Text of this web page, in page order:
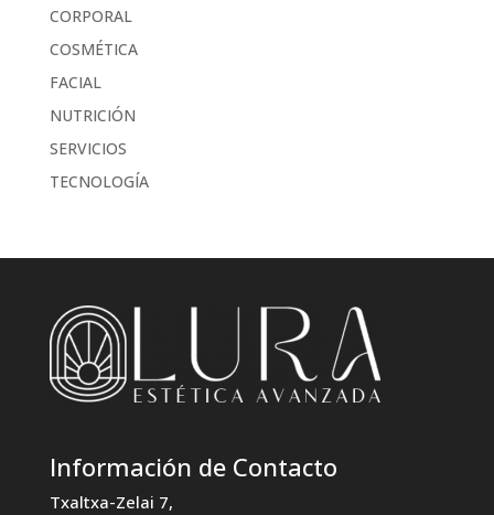
CORPORAL
COSMÉTICA
FACIAL
NUTRICIÓN
SERVICIOS
TECNOLOGÍA
Información de Contacto
Txaltxa-Zelai 7,